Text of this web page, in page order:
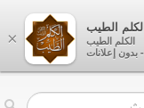
×
الطيب
الكلم الطيب
بدون إعلانات